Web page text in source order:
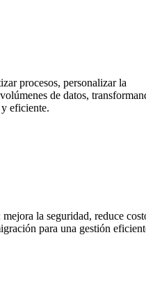
procesos, personalizar la
de datos,
eficiente.
la seguridad, reduce
para una gestión